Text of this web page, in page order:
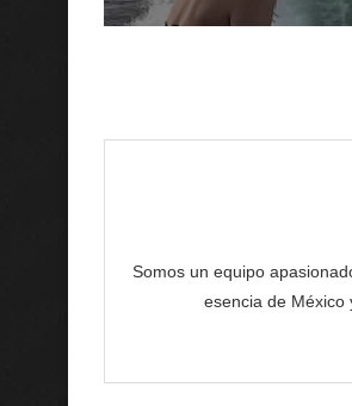
Somos un equipo
esencia de México